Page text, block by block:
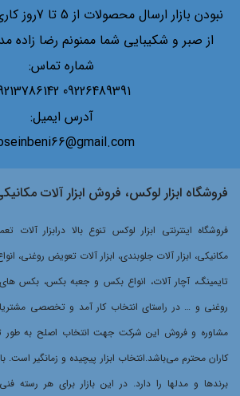
نبودن بازار
از صبر و شکیبایی شما ممنونم رضا زاده
شماره تماس:
09226489391 09213786142
آدرس ایمیل:
فروشگاه ابزار لوکس، فروش ابزار آلات
فروشگاه اینترنتی ابزار لوکس تنوع بالا درابزار آلات
مکانیکی، ابزار آلات جلوبندی، ابزار آلات تعویض روغنی،
تایمینگ، آچار آلات، انواع بکس و جعبه بکس، بکس
روغنی و … در راستای انتخاب کار آمد و تخصصی
مشاوره و فروش این شرکت جهت انتخاب اصلح به طور
کاران محترم می‌باشد.انتخاب ابزار پیچیده و زمانگیر است.
برندها و مدلها را دارد. در این بازار برای هر رسته